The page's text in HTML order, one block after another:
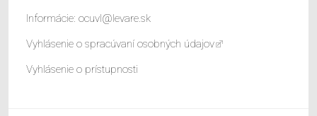
Informácie: ocuvl@levare.sk
Vyhlásenie o spracúvaní osobných údajov
Vyhlásenie o prístupnosti